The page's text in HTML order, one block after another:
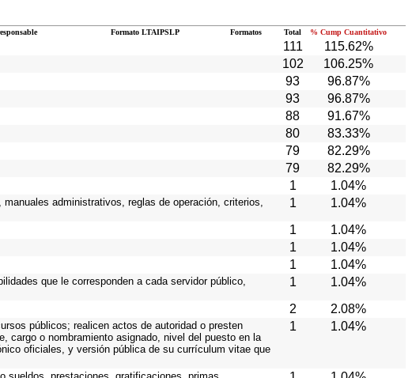
Formato LTAIPSLP Formatos Total % Cump Cuantitativo
111 115.62%
102 106.25%
93 96.87%
93 96.87%
88 91.67%
80 83.33%
79 82.29%
79 82.29%
1 1.04%
administrativos, reglas de operación, criterios,
1 1.04%
1 1.04%
1 1.04%
1 1.04%
que le corresponden a cada servidor público,
1 1.04%
2 2.08%
públicos; realicen actos de autoridad o presten
cargo o nombramiento asignado, nivel del puesto en la
oficiales, y versión pública de su currículum vitae que
1 1.04%